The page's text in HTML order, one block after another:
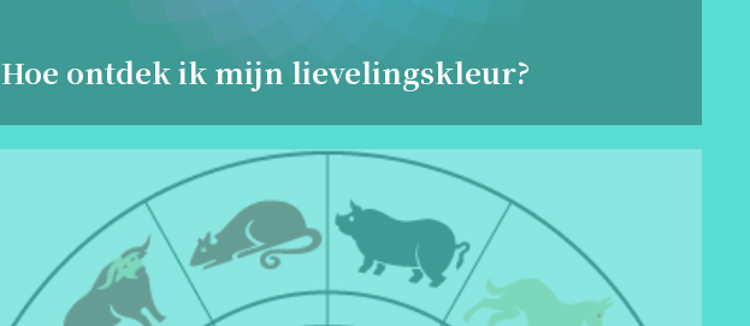
Hoe ontdek ik mijn lievelingskleur?